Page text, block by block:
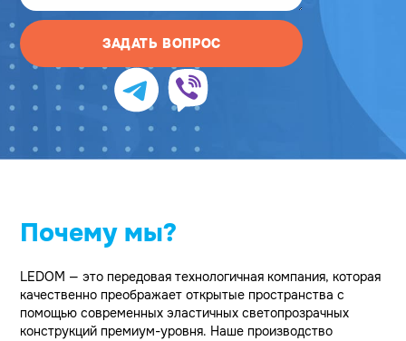
ЗАДАТЬ ВОПРОС
Почему мы?
LEDOM — это передовая технологичная компания, которая
качественно преображает открытые пространства с
помощью современных эластичных светопрозрачных
конструкций премиум-уровня. Наше производство